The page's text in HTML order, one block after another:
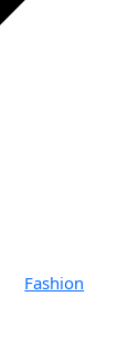
Fashion